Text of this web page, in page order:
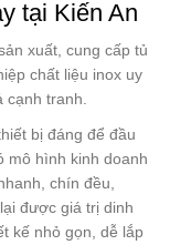
tại Kiến An
xuất, cung cấp tủ
chất liệu inox uy
tranh.
bị đáng để đầu
mô hình kinh doanh
chín đều,
được giá trị dinh
kế nhỏ gọn, dễ lắp